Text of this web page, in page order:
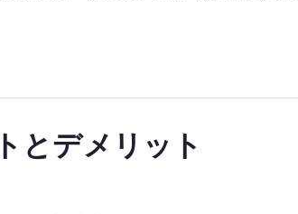
とデメリット